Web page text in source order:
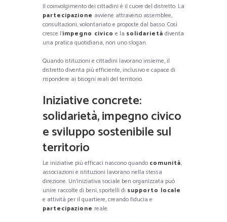
Il coinvolgimento dei cittadini è il cuore del distretto. La
partecipazione avviene attraverso assemblee,
consultazioni, volontariato e proposte dal basso. Così
cresce l’impegno civico e la solidarietà diventa
una pratica quotidiana, non uno slogan.
Quando istituzioni e cittadini lavorano insieme, il
distretto diventa più efficiente, inclusivo e capace di
rispondere ai bisogni reali del territorio.
Iniziative concrete:
solidarietà, impegno civico
e sviluppo sostenibile sul
territorio
Le iniziative più efficaci nascono quando comunità,
associazioni e istituzioni lavorano nella stessa
direzione. Un’iniziativa sociale ben organizzata può
unire raccolte di beni, sportelli di supporto locale
e attività per il quartiere, creando fiducia e
partecipazione reale.